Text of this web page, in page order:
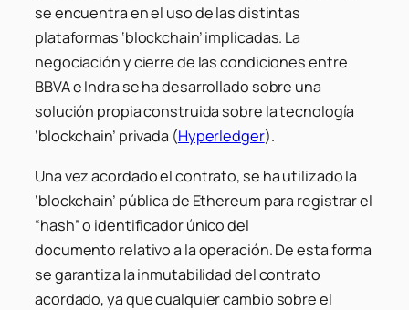
se encuentra en el uso de las distintas
plataformas ‘blockchain’ implicadas. La
negociación y cierre de las condiciones entre
BBVA e Indra se ha desarrollado sobre una
solución propia construida sobre la tecnología
‘blockchain’ privada (Hyperledger).
Una vez acordado el contrato, se ha utilizado la
‘blockchain’ pública de Ethereum para registrar el
“hash” o identificador único del
documento relativo a la operación. De esta forma
se garantiza la inmutabilidad del contrato
acordado, ya que cualquier cambio sobre el